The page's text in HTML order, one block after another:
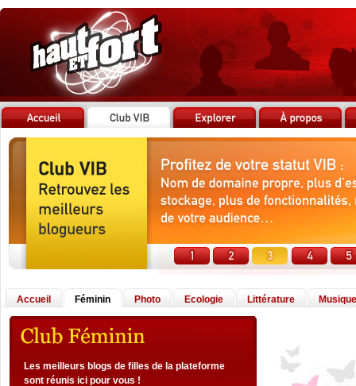
Accueil Féminin Photo Ecologie Littérature Musique
Les meilleurs blogs de filles de la plateforme
sont réunis ici pour vous !